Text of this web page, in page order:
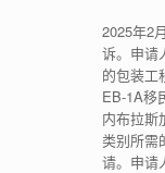
2025年2
诉。申请
的包装工
EB-1A移
内布拉斯
类别所需
请。申请